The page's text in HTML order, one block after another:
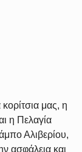
μας, η
η Πελαγία
Αλιβερίου,
ασφάλεια και